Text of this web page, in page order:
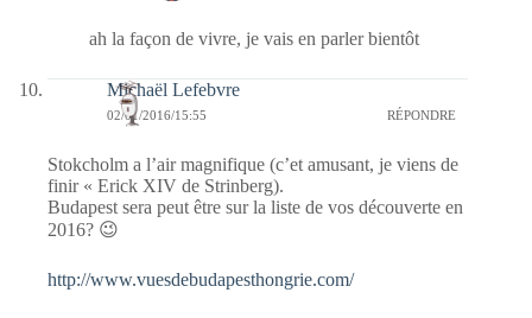
ah la façon de vivre, je vais en parler bientôt
Michaël Lefebvre
02/01/2016/15:55 RÉPONDRE
Stokcholm a l’air magnifique (c’et amusant, je viens de
finir « Erick XIV de Strinberg).
Budapest sera peut être sur la liste de vos découverte en
2016? 😉
http://www.vuesdebudapesthongrie.com/